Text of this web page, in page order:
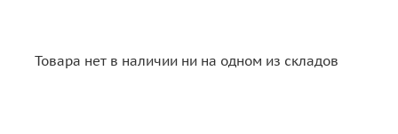
Товара нет в наличии ни на одном из складов